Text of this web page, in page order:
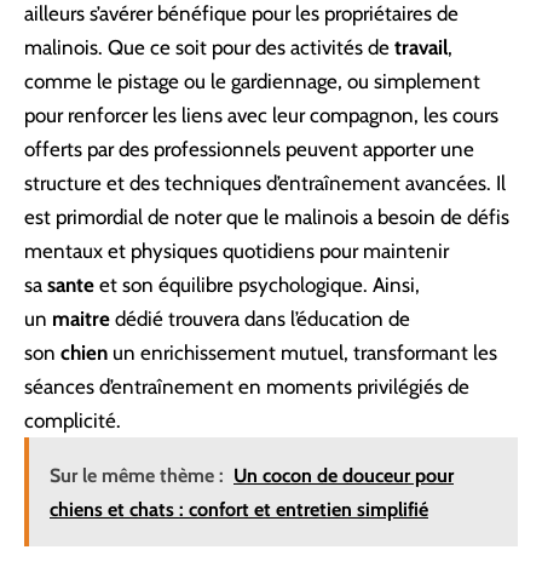
ailleurs s’avérer bénéfique pour les propriétaires de
malinois. Que ce soit pour des activités de travail,
comme le pistage ou le gardiennage, ou simplement
pour renforcer les liens avec leur compagnon, les cours
offerts par des professionnels peuvent apporter une
structure et des techniques d’entraînement avancées. Il
est primordial de noter que le malinois a besoin de défis
mentaux et physiques quotidiens pour maintenir
sa sante et son équilibre psychologique. Ainsi,
un maitre dédié trouvera dans l’éducation de
son chien un enrichissement mutuel, transformant les
séances d’entraînement en moments privilégiés de
complicité.
Sur le même thème : Un cocon de douceur pour
chiens et chats : confort et entretien simplifié